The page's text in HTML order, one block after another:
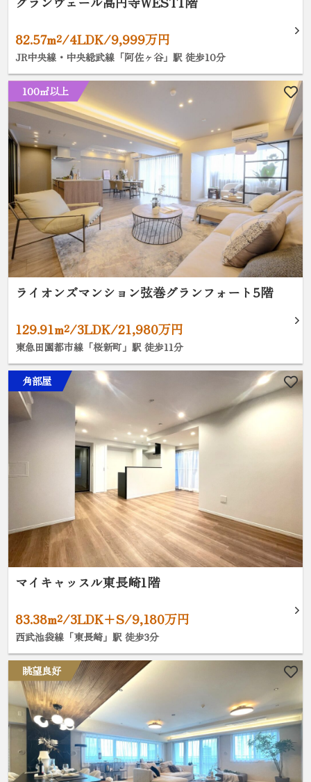
82.57m²/4LDK/9,999万円
JR中央線・中央総武線「阿佐ヶ谷」駅 徒歩10分
100㎡以上
ライオンズマンション弦巻グランフォート5階
129.91m²/3LDK/21,980万円
東急田園都市線「桜新町」駅 徒歩11分
角部屋
マイキャッスル東長崎1階
83.38m²/3LDK+S/9,180万円
西武池袋線「東長崎」駅 徒歩3分
眺望良好